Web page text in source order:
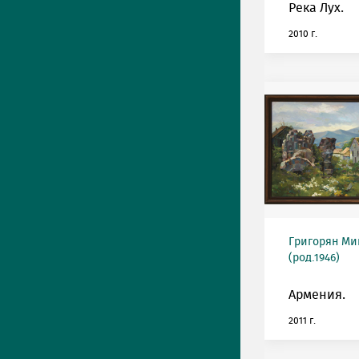
Река Лух.
2010 г.
Григорян
(род.1946)
Армения.
2011 г.